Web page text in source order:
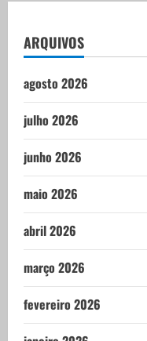
ARQUIVOS
agosto 2026
julho 2026
junho 2026
maio 2026
abril 2026
março 2026
fevereiro 2026